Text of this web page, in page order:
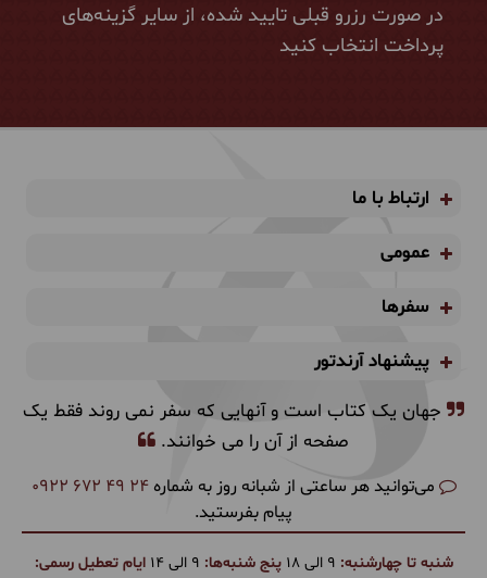
در صورت رزرو قبلی تایید شده، از سایر گزینه‌های
پرداخت انتخاب کنید
ارتباط با ما
عمومی
سفرها
پیشنهاد آرندتور
جهان یک کتاب است و آنهایی که سفر نمی روند فقط یک
صفحه از آن را می خوانند.
می‌توانید هر ساعتی از شبانه روز به شماره 0922 672 49 24
پیام بفرستید.
شنبه تا چهارشنبه: پنج شنبه‌ها:
ایام تعطیل رسمی: